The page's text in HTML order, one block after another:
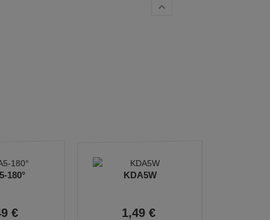
180°
€
KDA5W
1,49 €